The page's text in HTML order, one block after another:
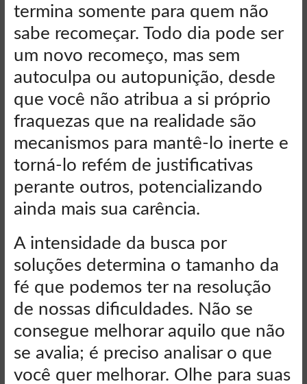
termina somente para quem não
sabe recomeçar. Todo dia pode ser
um novo recomeço, mas sem
autoculpa ou autopunição, desde
que você não atribua a si próprio
fraquezas que na realidade são
mecanismos para mantê-lo inerte e
torná-lo refém de justificativas
perante outros, potencializando
ainda mais sua carência.
A intensidade da busca por
soluções determina o tamanho da
fé que podemos ter na resolução
de nossas dificuldades. Não se
consegue melhorar aquilo que não
se avalia; é preciso analisar o que
você quer melhorar. Olhe para suas